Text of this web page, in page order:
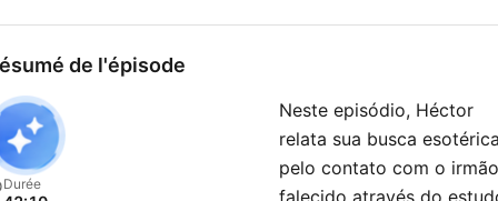
de l'épisode
Durée
Neste episódio, Héctor
relata sua busca esotérica
pelo contato com o irmão
falecido através do